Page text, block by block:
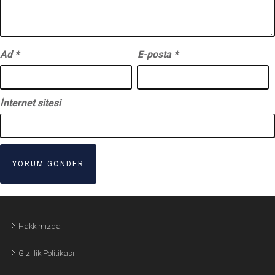
Ad * E-posta *
İnternet sitesi
Hakkımızda
Gizlilik Politikası